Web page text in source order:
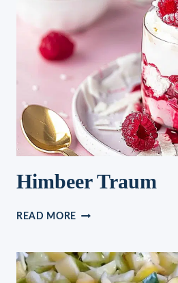
EINFACH
SO
MEGALECKER
Himbeer Traum
READ MORE HIMBEER